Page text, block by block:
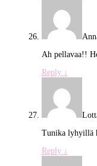
Ah pellavaa!!
Reply ↓
Tunika lyhyillä
Reply ↓